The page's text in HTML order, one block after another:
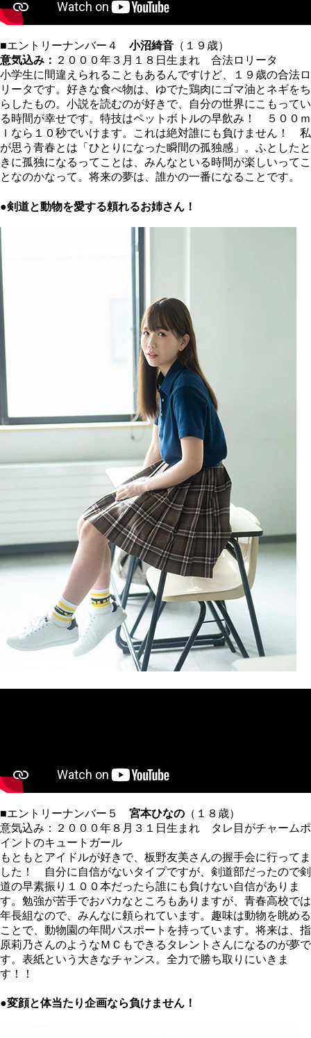
■エントリーナンバー４ 小沼綺音 （１９歳）
意気込み： ２０００年３月１８日生まれ 合法ロリータ
小学生に間違えられることもあるんですけど、１９歳の合法ロ
リータです。好きな食べ物は、ゆでた鶏肉にゴマ油とネギをち
らしたもの。小説を読むのが好きで、自分の世界にこもってい
る時間が幸せです。特技はペットボトルの早飲み！ ５００ｍ
ｌなら１０秒でいけます。これは絶対誰にも負けません！ 私
が思う青春とは「ひとりになった瞬間の孤独感」。ふとしたと
きに孤独になるってことは、みんなといる時間が楽しいってこ
となのかなって。将来の夢は、誰かの一番になることです。
●剣道と動物を愛する頼れるお姉さん！
■エントリーナンバー５ 宮本ひなの （１８歳）
意気込み：２０００年８月３１日生まれ タレ目がチャームポ
イントのキュートガール
もともとアイドルが好きで、板野友美さんの握手会に行ってま
した！ 自分に自信がないタイプですが、剣道部だったので剣
道の早素振り１００本だったら誰にも負けない自信がありま
す。勉強が苦手でおバカなところもありますが、青春高校では
年長組なので、みんなに頼られています。趣味は動物を眺める
ことで、動物園の年間パスポートを持っています。将来は、指
原莉乃さんのようなＭＣもできるタレントさんになるのが夢で
す。表紙という大きなチャンス。全力で勝ち取りにいきま
す！！
●変顔と体当たり企画なら負けません！